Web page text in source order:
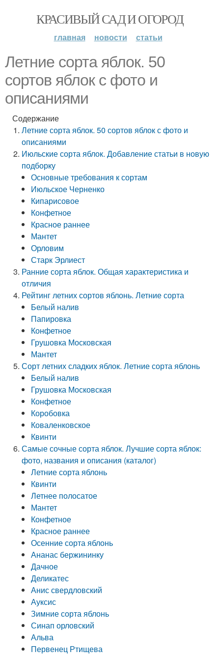
КРАСИВЫЙ САД И ОГОРОД
главная новости статьи
Летние сорта яблок. 50
сортов яблок с фото и
описаниями
Содержание
Летние сорта яблок. 50 сортов яблок с фото и
описаниями
Июльские сорта яблок. Добавление статьи в новую
подборку
Основные требования к сортам
Июльское Черненко
Кипарисовое
Конфетное
Красное раннее
Мантет
Орловим
Старк Эрлиест
Ранние сорта яблок. Общая характеристика и
отличия
Рейтинг летних сортов яблонь. Летние сорта
Белый налив
Папировка
Конфетное
Грушовка Московская
Мантет
Сорт летних сладких яблок. Летние сорта яблонь
Белый налив
Грушовка Московская
Конфетное
Коробовка
Коваленковское
Квинти
Самые сочные сорта яблок. Лучшие сорта яблок:
фото, названия и описания (каталог)
Летние сорта яблонь
Квинти
Летнее полосатое
Мантет
Конфетное
Красное раннее
Осенние сорта яблонь
Ананас бержининку
Дачное
Деликатес
Анис свердловский
Ауксис
Зимние сорта яблонь
Синап орловский
Альва
Первенец Ртищева